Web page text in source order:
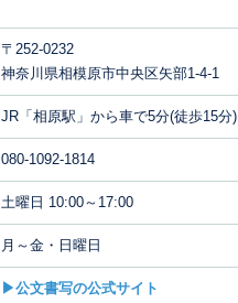
〒252-0232
神奈川県相模原市中央区矢部1-4-1
JR「相原駅」から車で5分(徒歩15分)
080-1092-1814
土曜日 10:00～17:00
月～金・日曜日
▶公文書写の公式サイト